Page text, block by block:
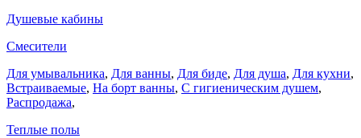
Душевые кабины
Смесители
Для умывальника, Для ванны, Для биде, Для душа, Для кухни,
Встраиваемые, На борт ванны, C гигиеническим душем,
Распродажа,
Теплые полы